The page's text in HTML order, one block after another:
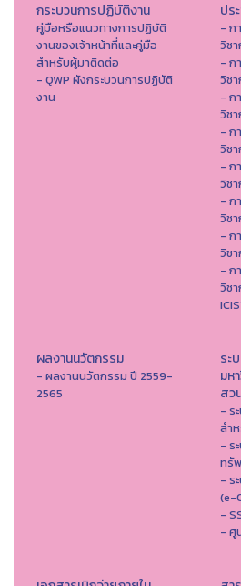
กระบวนการปฏิบัติงาน
คู่มือหรือแนวทางการปฏิบัติ
งานของเจ้าหน้าที่และคู่มือ
สำหรับผู้มาติดต่อ
- QWP ผังกระบวนการปฏิบัติ
งาน
ปร
- ก
วิช
- ก
วิช
- ก
วิช
- ก
วิช
- ก
วิช
- ก
วิช
- ก
วิช
- ก
วิช
ผลงานนวัตกรรม
- ผลงานนวัตกรรม ปี 2559-
2565
ระ
มห
สว
- ร
สำ
- ร
ทรั
- ร
(e-
-
- ศู